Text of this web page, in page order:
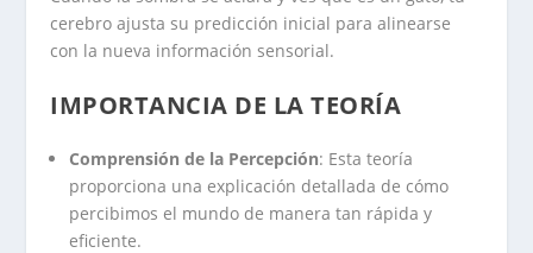
cerebro ajusta su predicción inicial para alinearse
con la nueva información sensorial.
IMPORTANCIA DE LA TEORÍA
Comprensión de la Percepción: Esta teoría
proporciona una explicación detallada de cómo
percibimos el mundo de manera tan rápida y
eficiente.